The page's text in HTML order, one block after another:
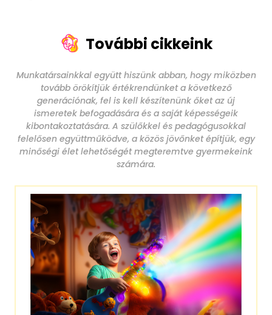
További cikkeink
Munkatársainkkal együtt hiszünk abban, hogy miközben
tovább örökítjük értékrendünket a következő
generációnak, fel is kell készítenünk őket az új
ismeretek befogadására és a saját képességeik
kibontakoztatására. A szülőkkel és pedagógusokkal
felelősen együttműködve, a közös jövőnket építjük, egy
minőségi élet lehetőségét megteremtve gyermekeink
számára.